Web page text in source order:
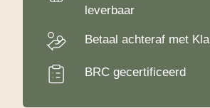
leverbaar
Betaal achteraf met
BRC gecertificeerd